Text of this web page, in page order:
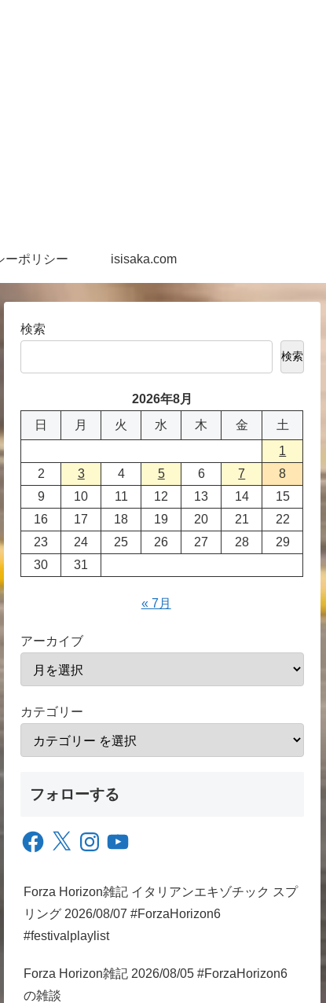
ーポリシー isisaka.com
検索
検索
2026年8月
日
月 火 水 木 金
土
1
2
3 4 5 6 7
8
9
10 11 12 13 14
15
16
17 18 19 20 21
22
23
24 25 26 27 28
29
30
31
« 7月
アーカイブ
カテゴリー
フォローする
Facebook
X InstagramYouTube
Forza Horizon雑記 イタリアンエキゾチック スプ
リング 2026/08/07 #ForzaHorizon6
#festivalplaylist
Forza Horizon雑記 2026/08/05 #ForzaHorizon6
の雑談